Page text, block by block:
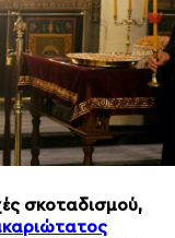
σκοταδισμού,